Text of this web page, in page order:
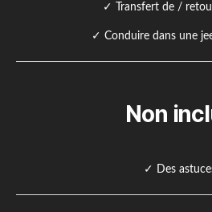
✓ Transfert de /
✓ Conduire dans une
Non
✓ Des